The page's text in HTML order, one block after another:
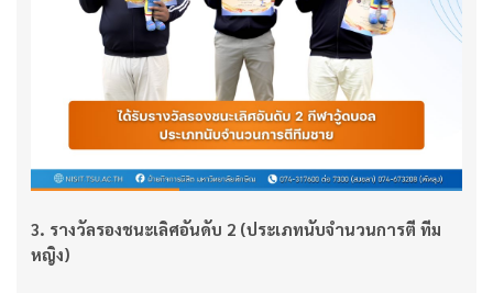
3. รางวัลรองชนะเลิศอันดับ 2 (ประเภทนับจำนวนการตี ทีม
หญิง)